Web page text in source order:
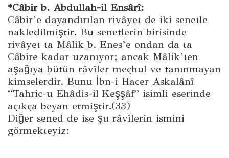
*Câbir b. Abdullah-il Ensârî:
Câbir’e dayandırılan rivâyet de iki senetle
nakledilmiştir. Bu senetlerin birisinde
rivâyet ta Mâlik b. Enes’e ondan da ta
Câbire kadar uzanıyor; ancak Mâlik’ten
aşağıya bütün râvîler meçhul ve tanınmayan
kimselerdir. Bunu İbn-i Hacer Askalânî
“Tahric-u Ehâdis-il Keşşâf” isimli eserinde
açıkça beyan etmiştir.(33)
Diğer sened de ise şu râvîlerin ismini
görmekteyiz: